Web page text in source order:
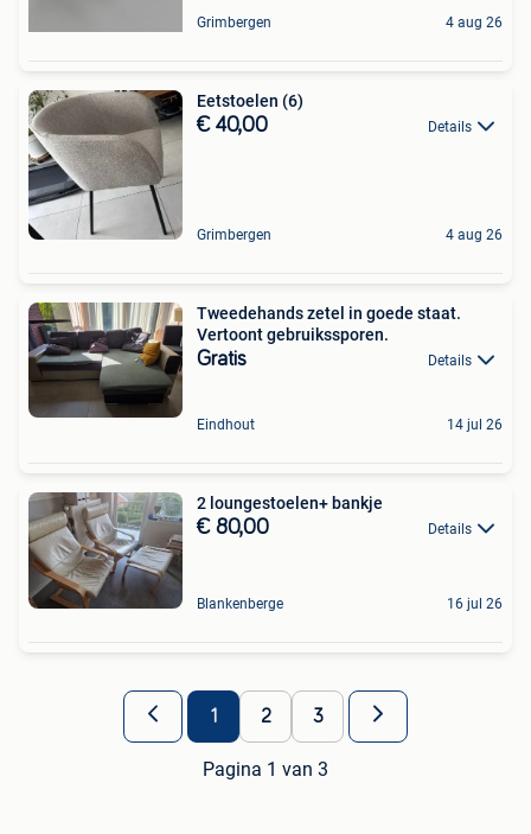
Grimbergen 4 aug 26
Eetstoelen (6)
€ 40,00 Details
Grimbergen 4 aug 26
Tweedehands zetel in goede staat.
Vertoont gebruikssporen.
Gratis Details
Eindhout 14 jul 26
2 loungestoelen+ bankje
€ 80,00 Details
Blankenberge 16 jul 26
1 2 3
Pagina 1 van 3